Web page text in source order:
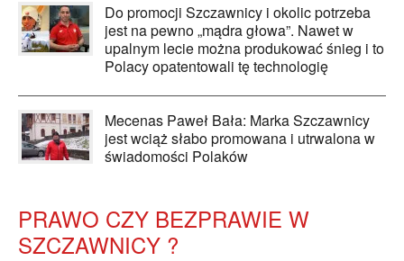
Do promocji Szczawnicy i okolic potrzeba
jest na pewno „mądra głowa”. Nawet w
upalnym lecie można produkować śnieg i to
Polacy opatentowali tę technologię
Mecenas Paweł Bała: Marka Szczawnicy
jest wciąż słabo promowana i utrwalona w
świadomości Polaków
PRAWO CZY BEZPRAWIE W
SZCZAWNICY ?